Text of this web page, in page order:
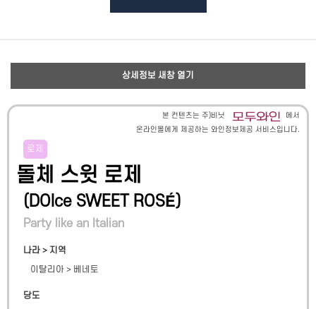
상세정보 새창 열기
본 컨텐츠는 주)비닛
에서
온라인몰에게 제공하는 와인정보제공 서비스입니다.
로제
돌체 스윗 로제
(DOlce SWEET ROSÉ)
Party like an Italian
나라 > 지역
이탈리아 > 베네토
당도